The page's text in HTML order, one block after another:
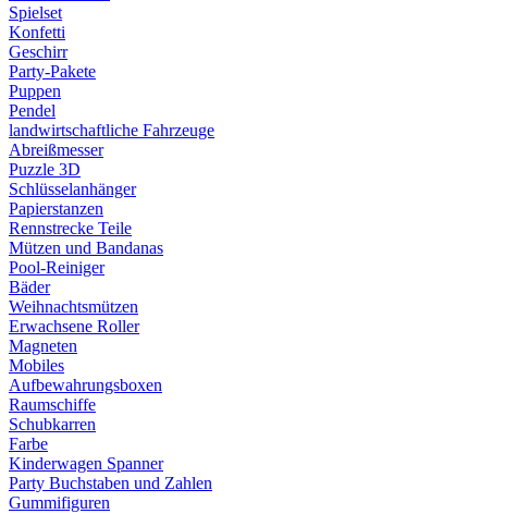
Spielset
Konfetti
Geschirr
Party-Pakete
Puppen
Pendel
landwirtschaftliche Fahrzeuge
Abreißmesser
Puzzle 3D
Schlüsselanhänger
Papierstanzen
Rennstrecke Teile
Mützen und Bandanas
Pool-Reiniger
Bäder
Weihnachtsmützen
Erwachsene Roller
Magneten
Mobiles
Aufbewahrungsboxen
Raumschiffe
Schubkarren
Farbe
Kinderwagen Spanner
Party Buchstaben und Zahlen
Gummifiguren